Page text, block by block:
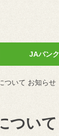
JAバンク
ついて お知らせ
ついて